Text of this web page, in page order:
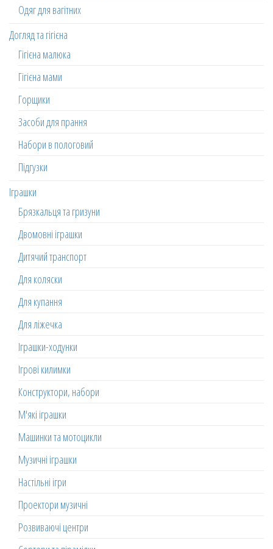
Одяг для вагітних
Догляд та гігієна
Гігієна малюка
Гігієна мами
Горщики
Засоби для прання
Набори в пологовий
Підгузки
Іграшки
Брязкальця та гризуни
Двомовні іграшки
Дитячий транспорт
Для коляски
Для купання
Для ліжечка
Іграшки-ходунки
Ігрові килимки
Конструктори, набори
М'які іграшки
Машинки та мотоцикли
Музичні іграшки
Настільні ігри
Проектори музичні
Розвиваючі центри